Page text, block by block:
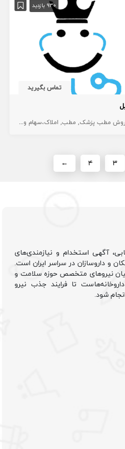
930 بازدید
تماس بگیرید
فروش مطب پزشک مطب املاک،سهام و امتیاز
۳ ۴ ←
آگهی استخدام و نیازمندی‌های
و داروسازان در سراسر ایران است.
نیروهای متخصص حوزه سلامت و
تا فرایند جذب نیرو
شود.